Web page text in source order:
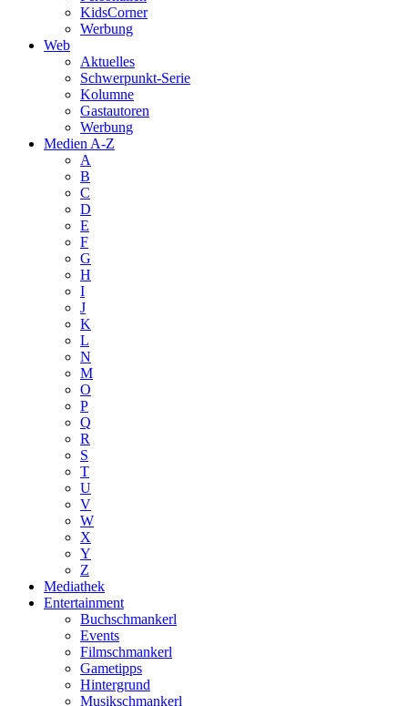
KidsCorner
Werbung
Web
Aktuelles
Schwerpunkt-Serie
Kolumne
Gastautoren
Werbung
Medien A-Z
A
B
C
D
E
F
G
H
I
J
K
L
N
M
O
P
Q
R
S
T
U
V
W
X
Y
Z
Mediathek
Entertainment
Buchschmankerl
Events
Filmschmankerl
Gametipps
Hintergrund
Musikschmankerl